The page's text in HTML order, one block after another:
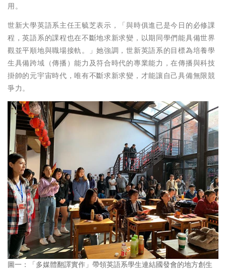
用。
世新大學英語系主任王毓芝表示，「與時俱進已是今日的必修課
程，英語系的課程也在不斷地求新求變，以期同學們能具備世界
觀並平順地與職場接軌。」她強調，世新英語系的目標為培養學
生具備跨域（傳播）能力及符合時代的專業能力，在傳播與科技
掛帥的元宇宙時代，唯有不斷求新求變，才能讓自己具備無限競
爭力。
圖一：「多媒體翻譯實作」帶領英語系學生連結國發會的地方創生